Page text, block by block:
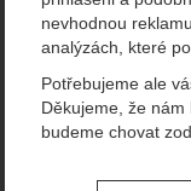
nevhodnou
analýzách, které
Potřebujeme ale
Děkujeme, že
budeme chovat
Nastavení